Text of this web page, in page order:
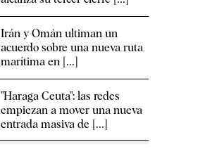
Irán y Omán ultiman un
acuerdo sobre una nueva ruta
marítima en [...]
"Haraga Ceuta": las redes
empiezan a mover una nueva
entrada masiva de [...]